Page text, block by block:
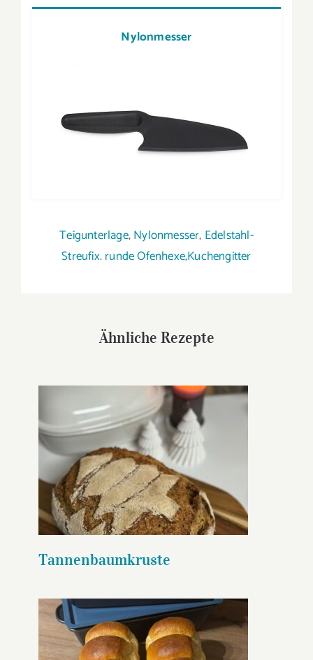
Nylonmesser
Teigunterlage,Nylonmesser, Edelstahl-
Streufix.runde Ofenhexe,Kuchengitter
Ähnliche Rezepte
Tannenbaumkruste
Tannenbaumkruste